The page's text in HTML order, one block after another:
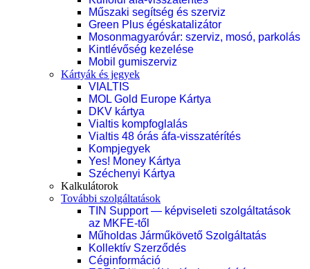
Műszaki segítség és szerviz
Green Plus égéskatalizátor
Mosonmagyaróvár: szerviz, mosó, parkolás
Kintlévőség kezelése
Mobil gumiszerviz
Kártyák és jegyek
VIALTIS
MOL Gold Europe Kártya
DKV kártya
Vialtis kompfoglalás
Vialtis 48 órás áfa-visszatérítés
Kompjegyek
Yes! Money Kártya
Széchenyi Kártya
Kalkulátorok
További szolgáltatások
TIN Support — képviseleti szolgáltatások
az MKFE-től
Műholdas Járműkövető Szolgáltatás
Kollektív Szerződés
Céginformáció